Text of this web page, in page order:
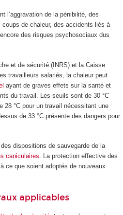
l’aggravation de la pénibilité, des
de chaleur, des accidents liés à
des risques psychosociaux dus
et de sécurité (INRS) et la Caisse
travailleurs salariés, la chaleur peut
ayant de graves effets sur la santé et
du travail. Les seuils sont de 30 °C
28 °C pour un travail nécessitant une
de 33 °C présente des dangers pour
dispositions de sauvegarde de la
caniculaires. La protection effective des
ce que soient adoptés de nouveaux
applicables